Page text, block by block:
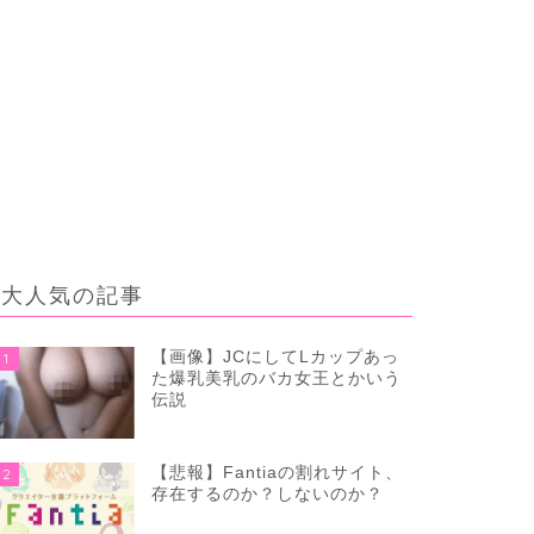
大人気の記事
1
【画像】JCにしてLカップあっ
た爆乳美乳のバカ女王とかいう
伝説
2
【悲報】Fantiaの割れサイト、
存在するのか？しないのか？